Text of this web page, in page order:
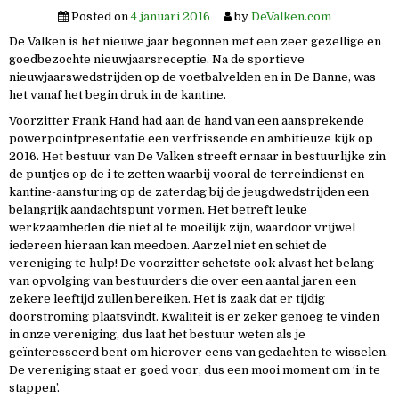
Posted on 4 januari 2016 by DeValken.com
De Valken is het nieuwe jaar begonnen met een zeer gezellige en
goedbezochte nieuwjaarsreceptie. Na de sportieve
nieuwjaarswedstrijden op de voetbalvelden en in De Banne, was
het vanaf het begin druk in de kantine.
Voorzitter Frank Hand had aan de hand van een aansprekende
powerpointpresentatie een verfrissende en ambitieuze kijk op
2016. Het bestuur van De Valken streeft ernaar in bestuurlijke zin
de puntjes op de i te zetten waarbij vooral de terreindienst en
kantine-aansturing op de zaterdag bij de jeugdwedstrijden een
belangrijk aandachtspunt vormen. Het betreft leuke
werkzaamheden die niet al te moeilijk zijn, waardoor vrijwel
iedereen hieraan kan meedoen. Aarzel niet en schiet de
vereniging te hulp! De voorzitter schetste ook alvast het belang
van opvolging van bestuurders die over een aantal jaren een
zekere leeftijd zullen bereiken. Het is zaak dat er tijdig
doorstroming plaatsvindt. Kwaliteit is er zeker genoeg te vinden
in onze vereniging, dus laat het bestuur weten als je
geïnteresseerd bent om hierover eens van gedachten te wisselen.
De vereniging staat er goed voor, dus een mooi moment om ‘in te
stappen’.